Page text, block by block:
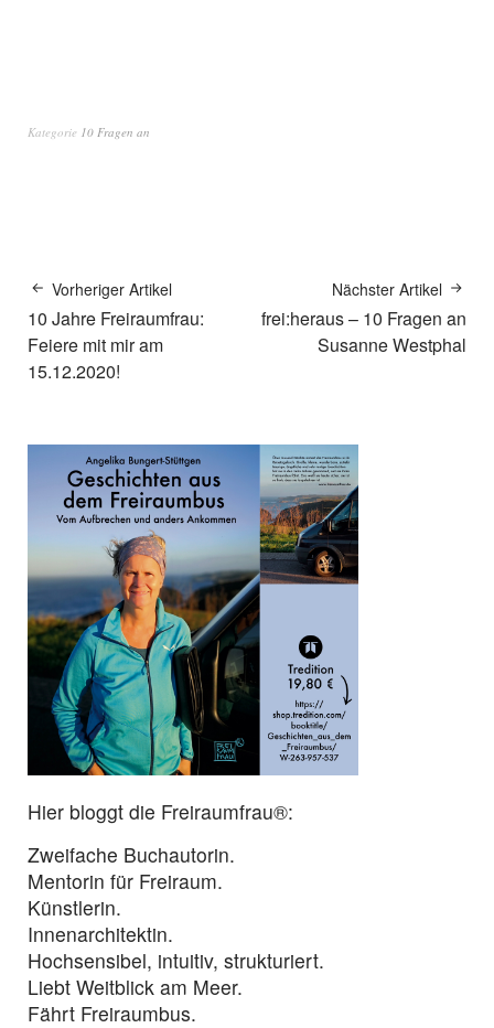
Kategorie 10 Fragen an
Vorheriger Artikel
10 Jahre Freiraumfrau:
Feiere mit mir am
15.12.2020!
Nächster Artikel
frei:heraus – 10 Fragen an
Susanne Westphal
Hier bloggt die Freiraumfrau®:
Zweifache Buchautorin.
Mentorin für Freiraum.
Künstlerin.
Innenarchitektin.
Hochsensibel, intuitiv, strukturiert.
Liebt Weitblick am Meer.
Fährt Freiraumbus.